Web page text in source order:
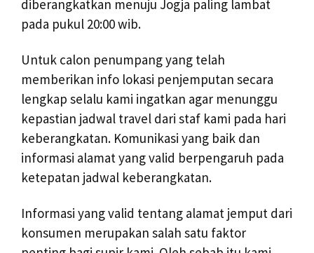
diberangkatkan menuju Jogja paling lambat
pada pukul 20:00 wib.
Untuk calon penumpang yang telah
memberikan info lokasi penjemputan secara
lengkap selalu kami ingatkan agar menunggu
kepastian jadwal travel dari staf kami pada hari
keberangkatan. Komunikasi yang baik dan
informasi alamat yang valid berpengaruh pada
ketepatan jadwal keberangkatan.
Informasi yang valid tentang alamat jemput dari
konsumen merupakan salah satu faktor